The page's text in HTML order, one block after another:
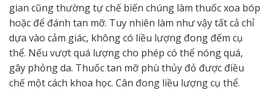
gian cũng thường tự chế biến chúng làm thuốc xoa bóp
hoặc để đánh tan mỡ. Tuy nhiên làm như vậy tất cả chỉ
dựa vào cảm giác, không có liều lượng đong đếm cụ
thể. Nếu vượt quá lượng cho phép có thể nóng quá,
gây phỏng da. Thuốc tan mỡ phù thủy đỏ được điều
chế một cách khoa học. Cân đong liều lượng cụ thể.